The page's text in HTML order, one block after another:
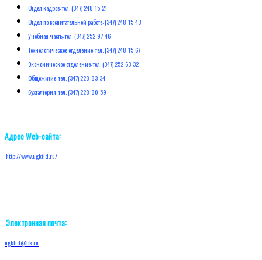
Отдел кадров: тел. (347) 248-15-21
Отдел по воспитательной работе: (347) 248-15-43
Учебная часть: тел. (347) 252-97-46
Технологическое отделение: тел. (347) 248-15-67
Экономическое отделение: тел. (347) 252-63-32
Общежитие: тел. (347) 228-83-34
Бухгалтерия: тел. (347) 228-80-59
Адрес Web-сайта:
http://www.ugktid.ru/
Электронная почта:
ugktid@bk.ru